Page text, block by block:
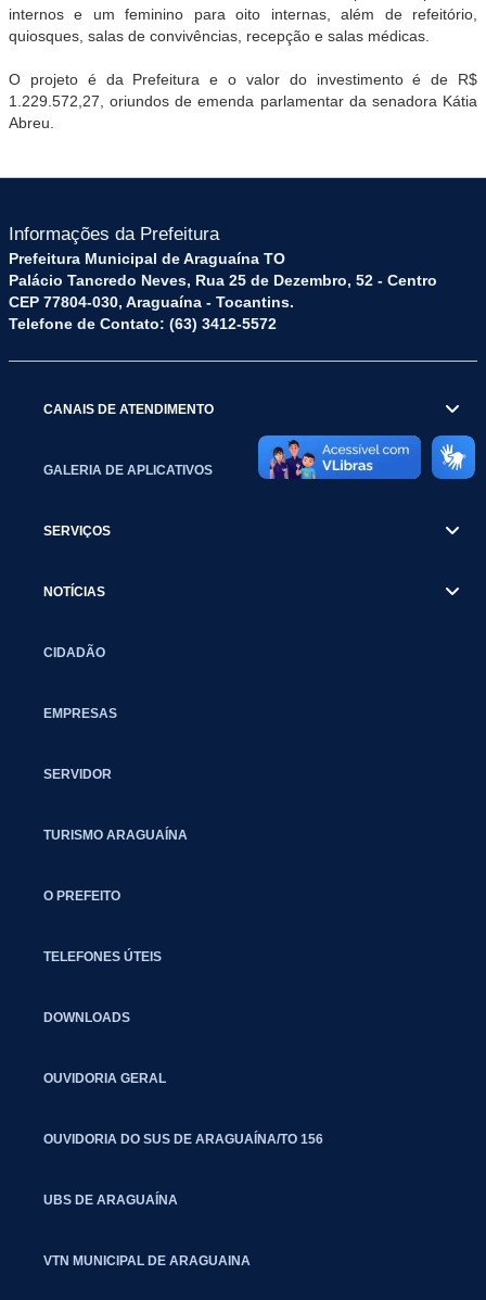
internos e um feminino para oito internas, além de refeitório,
quiosques, salas de convivências, recepção e salas médicas.
O projeto é da Prefeitura e o valor do investimento é de R$
1.229.572,27, oriundos de emenda parlamentar da senadora Kátia
Abreu.
Informações da Prefeitura
Prefeitura Municipal de Araguaína TO
Palácio Tancredo Neves, Rua 25 de Dezembro, 52 - Centro
CEP 77804-030, Araguaína - Tocantins.
Telefone de Contato: (63) 3412-5572
CANAIS DE ATENDIMENTO
GALERIA DE APLICATIVOS
SERVIÇOS
NOTÍCIAS
CIDADÃO
EMPRESAS
SERVIDOR
TURISMO ARAGUAÍNA
O PREFEITO
TELEFONES ÚTEIS
DOWNLOADS
OUVIDORIA GERAL
OUVIDORIA DO SUS DE ARAGUAÍNA/TO 156
UBS DE ARAGUAÍNA
VTN MUNICIPAL DE ARAGUAINA